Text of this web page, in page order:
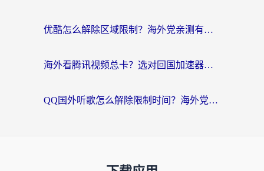
优酷怎么解除区域限制？海外党亲测有效的回国加速器选择指南
海外看腾讯视频总卡？选对回国加速器，还能解决英国1号店定位+欧洲杯CCTV5直播问题
QQ国外听歌怎么解除限制时间？海外党亲测有效的回国加速方案